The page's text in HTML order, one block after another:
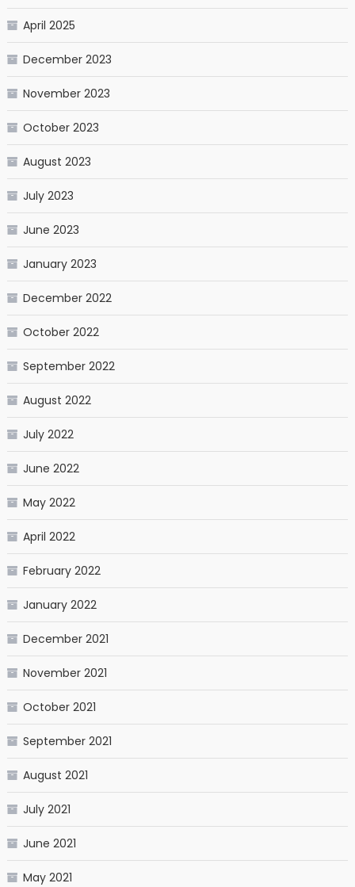
April 2025
December 2023
November 2023
October 2023
August 2023
July 2023
June 2023
January 2023
December 2022
October 2022
September 2022
August 2022
July 2022
June 2022
May 2022
April 2022
February 2022
January 2022
December 2021
November 2021
October 2021
September 2021
August 2021
July 2021
June 2021
May 2021